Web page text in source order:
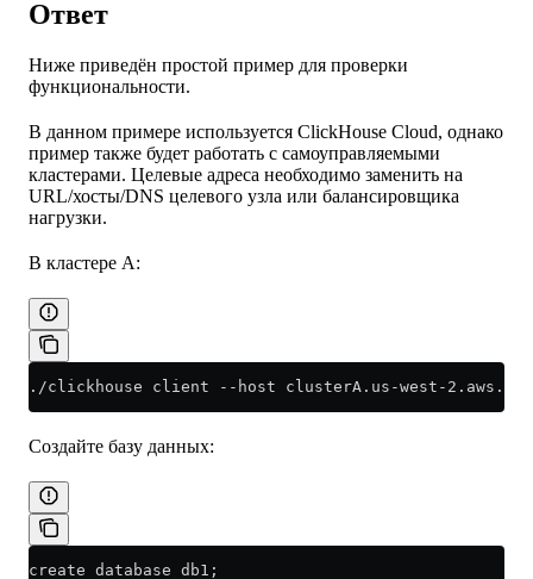
Ответ
Ниже приведён простой пример для проверки
функциональности.
В данном примере используется ClickHouse Cloud, однако
пример также будет работать с самоуправляемыми
кластерами. Целевые адреса необходимо заменить на
URL/хосты/DNS целевого узла или балансировщика
нагрузки.
В кластере A:
./clickhouse client --host clusterA.us-west-
Создайте базу данных:
create database db1;